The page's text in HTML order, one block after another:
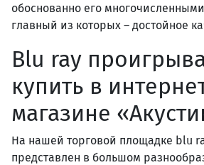
обоснованно его
главный из которых – достойное
Blu ray
купить в
магазине
На нашей торговой площадке blu
представлен в большом